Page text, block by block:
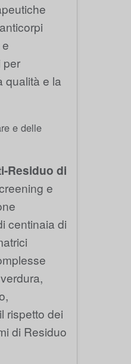
per
qualità e la
e delle
Residuo di
e
centinaia di
rispetto dei
di Residuo